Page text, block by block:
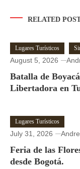
RELATED
Lugares Turísticos
August 5, 2026
Batalla de
Libertadora en
Lugares Turísticos
July 31, 2026
Feria de las
desde Bogotá.